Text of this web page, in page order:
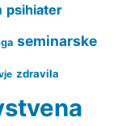
psihiater
seminarske
zdravila